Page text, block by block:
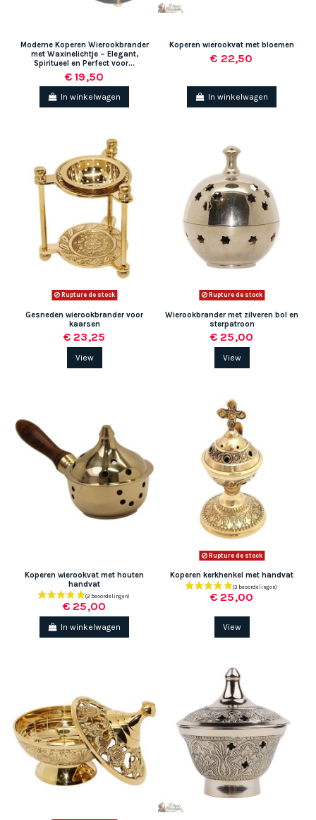
Moderne Koperen Wierookbrander
met Waxinelichtje – Elegant,
Spiritueel en Perfect voor...
€ 19,50
In winkelwagen
Koperen wierookvat met bloemen
€ 22,50
In winkelwagen
Rupture de stock
Gesneden wierookbrander voor
kaarsen
€ 23,25
View
Rupture de stock
Wierookbrander met zilveren bol en
sterpatroon
€ 25,00
View
Koperen wierookvat met houten
handvat
€ 25,00
In winkelwagen
Rupture de stock
Koperen kerkhenkel met handvat
€ 25,00
View